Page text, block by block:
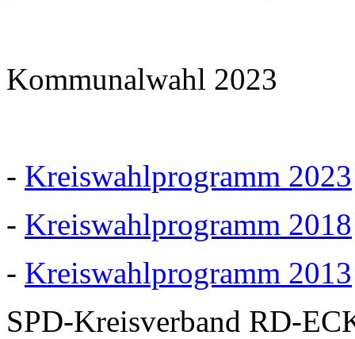
Kommunalwahl 2023
- Kreiswahlprogramm 2023
- Kreiswahlprogramm 2018
- Kreiswahlprogramm 2013
SPD-Kreisverband RD-